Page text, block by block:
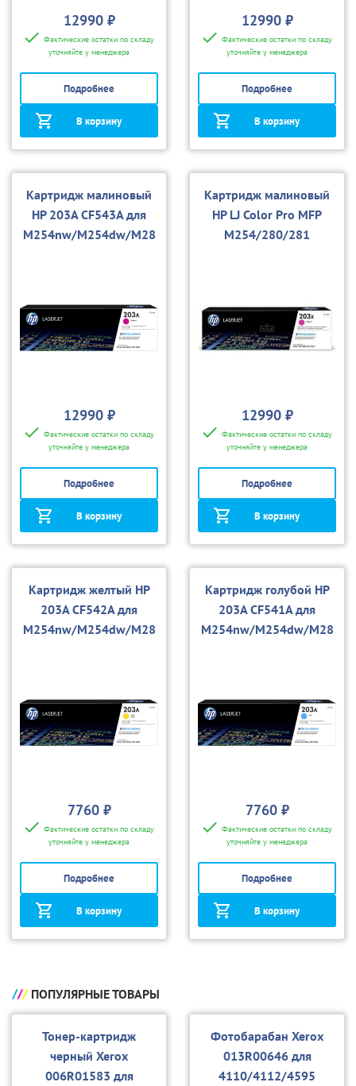
12990 ₽
Фактические остатки по складу
уточняйте у менеджера
Подробнее
В корзину
12990 ₽
Фактические остатки по складу
уточняйте у менеджера
Подробнее
В корзину
Картридж малиновый
HP 203A CF543A для
M254nw/M254dw/M28
12990 ₽
Фактические остатки по складу
уточняйте у менеджера
Подробнее
В корзину
Картридж малиновый
HP LJ Color Pro MFP
M254/280/281
12990 ₽
Фактические остатки по складу
уточняйте у менеджера
Подробнее
В корзину
Картридж желтый HP
203A CF542A для
M254nw/M254dw/M28
7760 ₽
Фактические остатки по складу
уточняйте у менеджера
Подробнее
В корзину
Картридж голубой HP
203A CF541A для
M254nw/M254dw/M28
7760 ₽
Фактические остатки по складу
уточняйте у менеджера
Подробнее
В корзину
ПОПУЛЯРНЫЕ ТОВАРЫ
Тонер-картридж
черный Xerox
006R01583 для
Фотобарабан Xerox
013R00646 для
4110/4112/4595